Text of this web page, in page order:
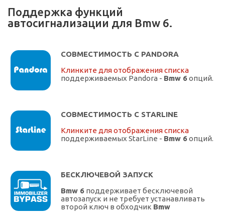
Поддержка функций
автосигнализации для Bmw 6.
СОВМЕСТИМОСТЬ С PANDORA
Клинките для отображения списка
поддерживаемых Pandora - Bmw 6опций.
СОВМЕСТИМОСТЬ С STARLINE
Клинките для отображения списка
поддерживаемых StarLine - Bmw 6опций.
БЕСКЛЮЧЕВОЙ ЗАПУСК
Bmw 6 поддерживает бесключевой
автозапуск и не требует устанавливать
второй ключ в обходчик Bmw